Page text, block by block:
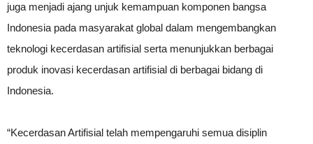
juga menjadi ajang unjuk kemampuan komponen bangsa
Indonesia pada masyarakat global dalam mengembangkan
teknologi kecerdasan artifisial serta menunjukkan berbagai
produk inovasi kecerdasan artifisial di berbagai bidang di
Indonesia.
“Kecerdasan Artifisial telah mempengaruhi semua disiplin